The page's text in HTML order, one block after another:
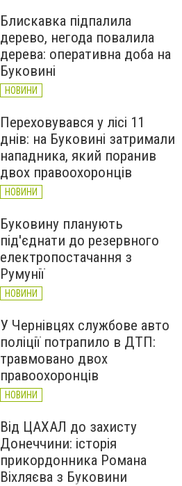
Блискавка підпалила
дерево, негода повалила
дерева: оперативна доба на
Буковині
НОВИНИ
Переховувався у лісі 11
днів: на Буковині затримали
нападника, який поранив
двох правоохоронців
НОВИНИ
Буковину планують
під'єднати до резервного
електропостачання з
Румунії
НОВИНИ
У Чернівцях службове авто
поліції потрапило в ДТП:
травмовано двох
правоохоронців
НОВИНИ
Від ЦАХАЛ до захисту
Донеччини: історія
прикордонника Романа
Віхляєва з Буковини